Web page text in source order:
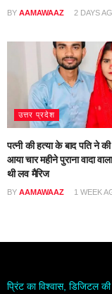
BY AAMAWAAZ 2 DAYS
उत्तर प्रदेश
पत्नी की हत्या के बाद पति ने
आया चार महीने पुराना वादा
थी लव मैरिज
BY AAMAWAAZ 1 WEEK
प्रिंट का विश्वास, डिजिटल की